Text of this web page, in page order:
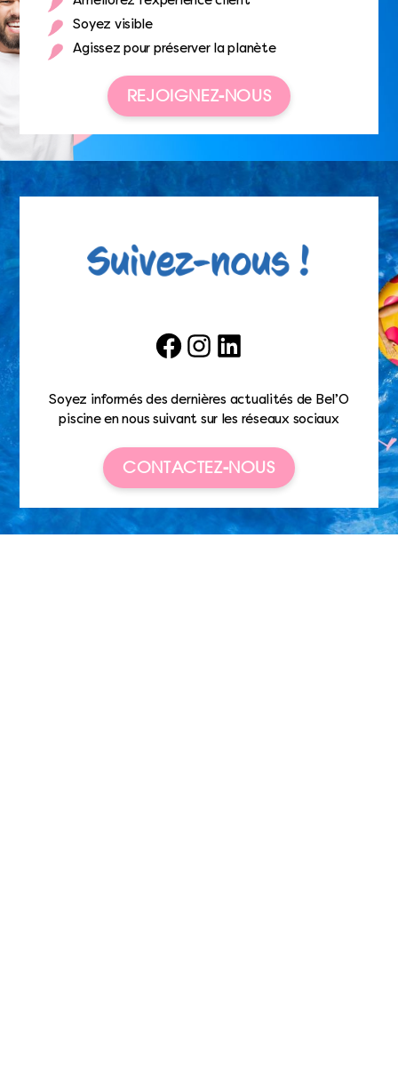
Soyez visible
Agissez pour préserver la planète
REJOIGNEZ-NOUS
FacebookInstagramLinkedIn
Soyez informés des dernières actualités de Bel’O
piscine en nous suivant sur les réseaux sociaux
CONTACTEZ-NOUS